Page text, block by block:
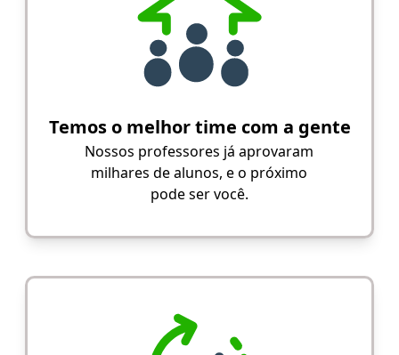
Temos o melhor time com a gente
Nossos professores já aprovaram
milhares de alunos, e o próximo
pode ser você.